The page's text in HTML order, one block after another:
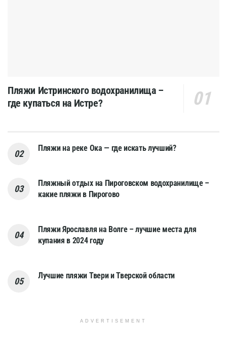
Пляжи Истринского водохранилища –
где купаться на Истре?
Пляжи на реке Ока — где искать лучший?
Пляжный отдых на Пироговском водохранилище –
какие пляжи в Пирогово
Пляжи Ярославля на Волге – лучшие места для
купания в 2024 году
Лучшие пляжи Твери и Тверской области
ADVERTISEMENT